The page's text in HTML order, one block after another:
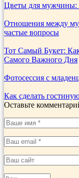
Цветы для мужчины:
Отношения между
частые вопросы
Тот Самый Букет:
Самого Важного Дня
Фотосессия с
Как сделать
Оставьте